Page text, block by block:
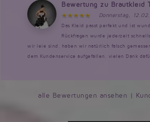
Bewertung zu Brautkleid
Donnerstag,
Das Kleid passt perfekt und ist
Rückfragen wurde jederzeit
wir leie sind, haben wir natürlich falsch
dem Kundenservice aufgefallen, vielen Dank
alle Bewertungen ansehen |